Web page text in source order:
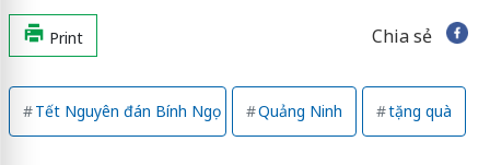
Print Chia sẻ
Tết Nguyên đán Bính Ngọ Quảng Ninh tặng quà